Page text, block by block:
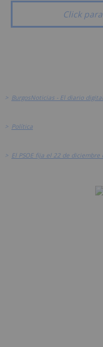
Click
> BurgosNoticias - El diario
> Política
> El PSOE fija el 22 de